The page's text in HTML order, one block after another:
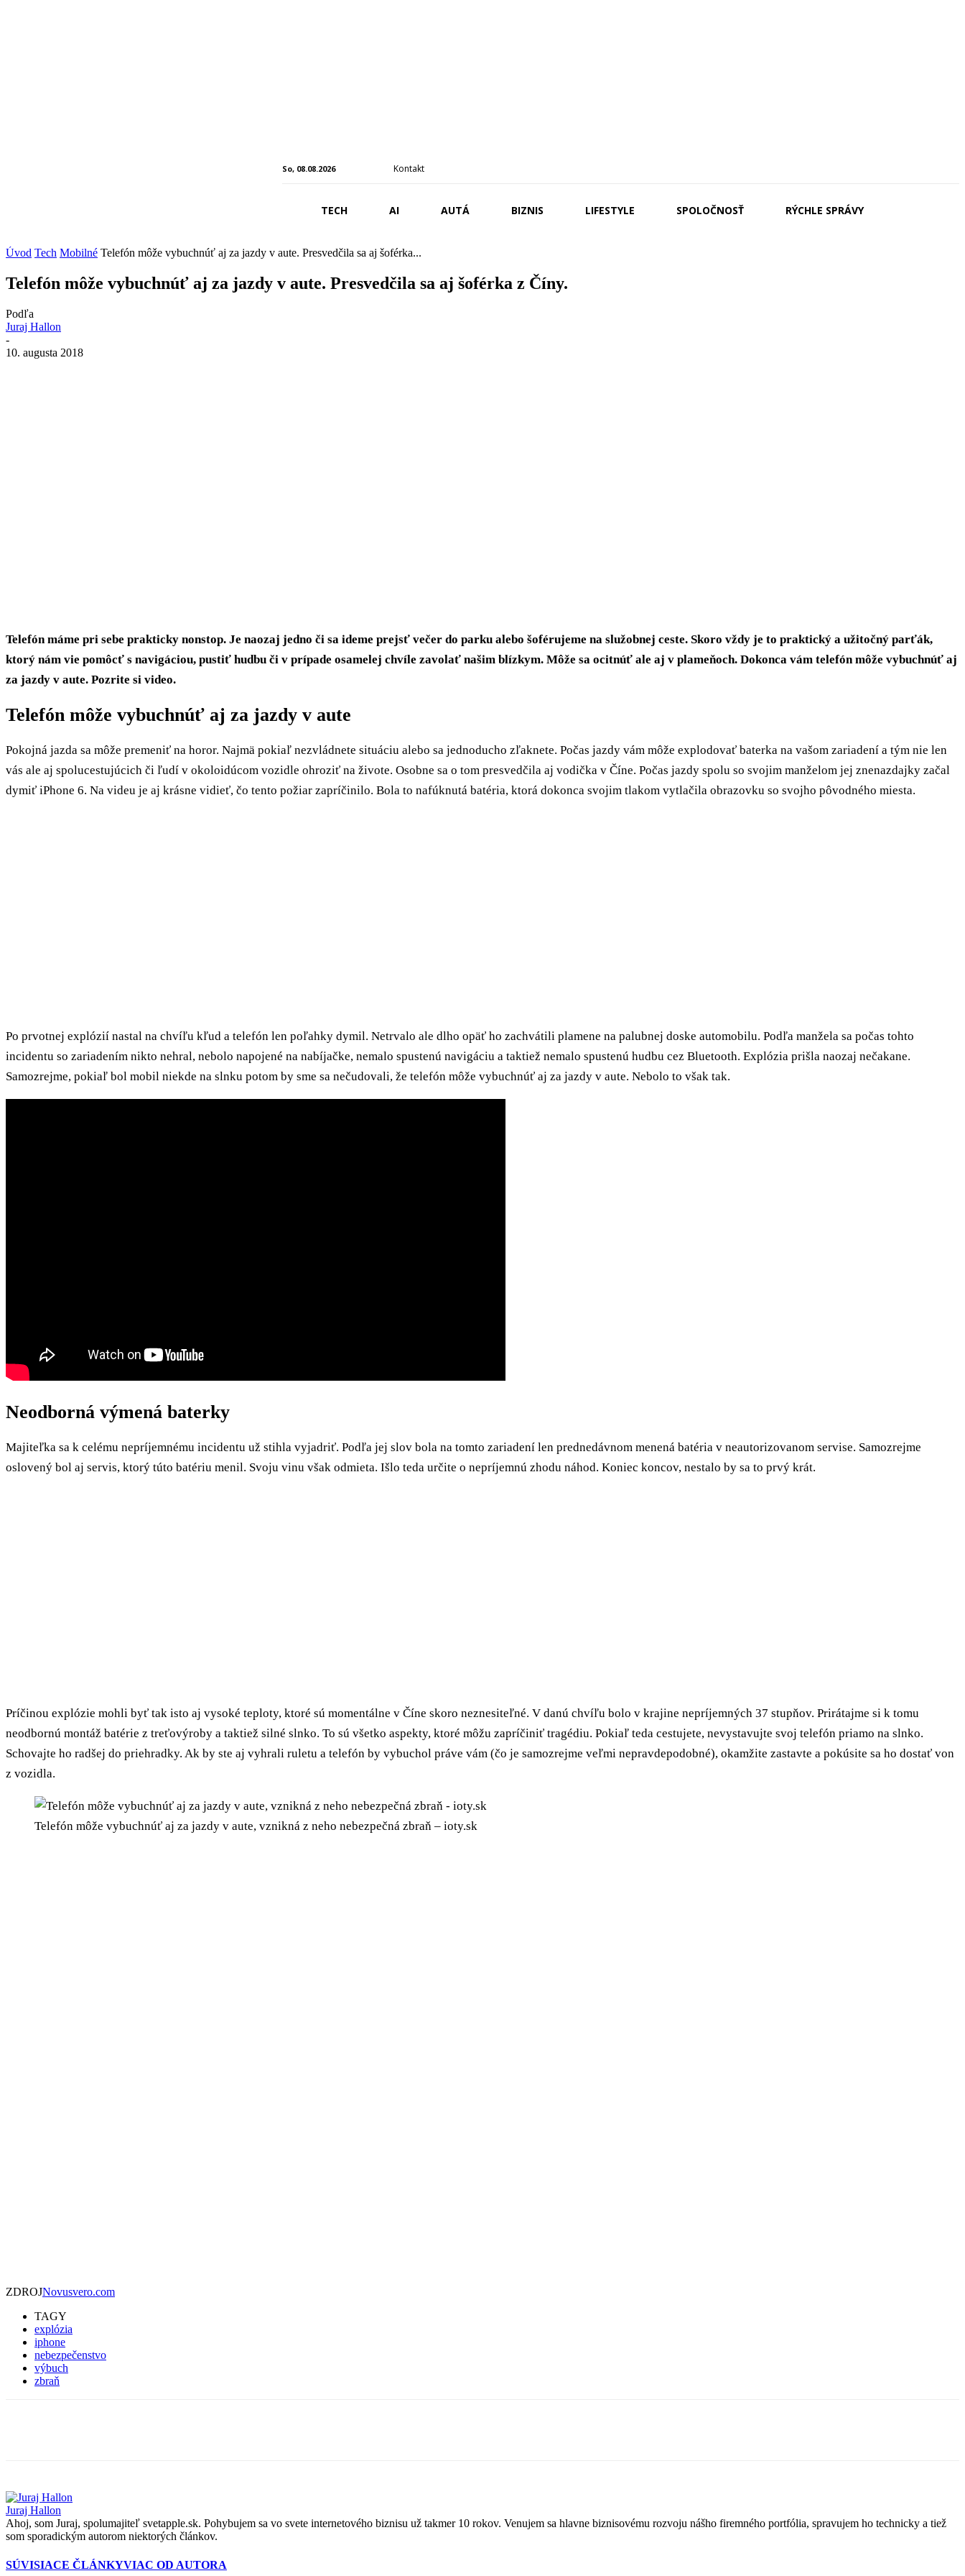
So, 08.08.2026 Kontakt
TECH AI AUTÁ BIZNIS LIFESTYLE SPOLOČNOSŤ RÝCHLE SPRÁVY
Úvod Tech Mobilné Telefón môže vybuchnúť aj za jazdy v aute. Presvedčila sa aj šoférka...
Telefón môže vybuchnúť aj za jazdy v aute. Presvedčila sa aj šoférka z Číny.
Podľa
Juraj Hallon
-
10. augusta 2018
Telefón máme pri sebe prakticky nonstop. Je naozaj jedno či sa ideme prejsť večer do parku alebo šoférujeme na služobnej ceste. Skoro vždy je to praktický a užitočný parťák,
ktorý nám vie pomôcť s navigáciou, pustiť hudbu či v prípade osamelej chvíle zavolať našim blízkym. Môže sa ocitnúť ale aj v plameňoch. Dokonca vám telefón môže vybuchnúť aj
za jazdy v aute. Pozrite si video.
Telefón môže vybuchnúť aj za jazdy v aute
Pokojná jazda sa môže premeniť na horor. Najmä pokiaľ nezvládnete situáciu alebo sa jednoducho zľaknete. Počas jazdy vám môže explodovať baterka na vašom zariadení a tým nie len
vás ale aj spolucestujúcich či ľudí v okoloidúcom vozidle ohroziť na živote. Osobne sa o tom presvedčila aj vodička v Číne. Počas jazdy spolu so svojim manželom jej znenazdajky začal
dymiť iPhone 6. Na videu je aj krásne vidieť, čo tento požiar zapríčinilo. Bola to nafúknutá batéria, ktorá dokonca svojim tlakom vytlačila obrazovku so svojho pôvodného miesta.
Po prvotnej explózií nastal na chvíľu kľud a telefón len poľahky dymil. Netrvalo ale dlho opäť ho zachvátili plamene na palubnej doske automobilu. Podľa manžela sa počas tohto
incidentu so zariadením nikto nehral, nebolo napojené na nabíjačke, nemalo spustenú navigáciu a taktiež nemalo spustenú hudbu cez Bluetooth. Explózia prišla naozaj nečakane.
Samozrejme, pokiaľ bol mobil niekde na slnku potom by sme sa nečudovali, že telefón môže vybuchnúť aj za jazdy v aute. Nebolo to však tak.
Neodborná výmená baterky
Majiteľka sa k celému nepríjemnému incidentu už stihla vyjadriť. Podľa jej slov bola na tomto zariadení len prednedávnom menená batéria v neautorizovanom servise. Samozrejme
oslovený bol aj servis, ktorý túto batériu menil. Svoju vinu však odmieta. Išlo teda určite o nepríjemnú zhodu náhod. Koniec koncov, nestalo by sa to prvý krát.
Príčinou explózie mohli byť tak isto aj vysoké teploty, ktoré sú momentálne v Číne skoro neznesiteľné. V danú chvíľu bolo v krajine nepríjemných 37 stupňov. Prirátajme si k tomu
neodbornú montáž batérie z treťovýroby a taktiež silné slnko. To sú všetko aspekty, ktoré môžu zapríčiniť tragédiu. Pokiaľ teda cestujete, nevystavujte svoj telefón priamo na slnko.
Schovajte ho radšej do priehradky. Ak by ste aj vyhrali ruletu a telefón by vybuchol práve vám (čo je samozrejme veľmi nepravdepodobné), okamžite zastavte a pokúsite sa ho dostať von
z vozidla.
Telefón môže vybuchnúť aj za jazdy v aute, vznikná z neho nebezpečná zbraň – ioty.sk
ZDROJNovusvero.com
TAGY
explózia
iphone
nebezpečenstvo
výbuch
zbraň
Juraj Hallon
Ahoj, som Juraj, spolumajiteľ svetapple.sk. Pohybujem sa vo svete internetového biznisu už takmer 10 rokov. Venujem sa hlavne biznisovému rozvoju nášho firemného portfólia, spravujem ho technicky a tiež
som sporadickým autorom niektorých článkov.
SÚVISIACE ČLÁNKYVIAC OD AUTORA